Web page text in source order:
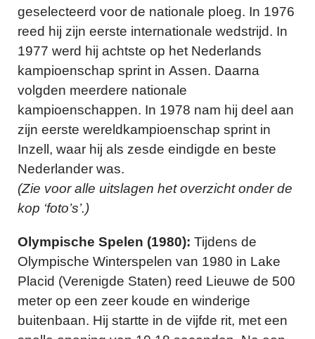
geselecteerd voor de nationale ploeg. In 1976
reed hij zijn eerste internationale wedstrijd. In
1977 werd hij achtste op het Nederlands
kampioenschap sprint in Assen. Daarna
volgden meerdere nationale
kampioenschappen. In 1978 nam hij deel aan
zijn eerste wereldkampioenschap sprint in
Inzell, waar hij als zesde eindigde en beste
Nederlander was.
(Zie voor alle uitslagen het overzicht onder de
kop ‘foto’s’.)
Olympische Spelen (1980): Tijdens de
Olympische Winterspelen van 1980 in Lake
Placid (Verenigde Staten) reed Lieuwe de 500
meter op een zeer koude en winderige
buitenbaan. Hij startte in de vijfde rit, met een